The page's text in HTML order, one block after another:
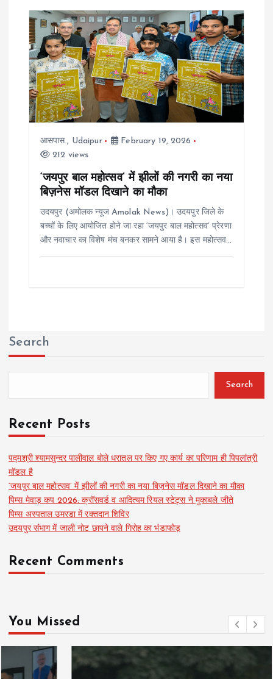
आसपास, Udaipur
February 19, 2026
212 views
‘जयपुर बाल महोत्सव’ में झीलों की नगरी का नया
बिज़नेस मॉडल दिखाने का मौका
उदयपुर (अमोलक न्यूज Amolak News)। उदयपुर जिले के
बच्चों के लिए आयोजित होने जा रहा ‘जयपुर बाल महोत्सव’ प्रेरणा
और नवाचार का विशेष मंच बनकर सामने आया है। इस महोत्सव…
Search
Search
Recent Posts
पद्मश्री श्यामसुन्दर पालीवाल बोले धरातल पर किए गए कार्य का परिणाम ही पिपलांत्री
मॉडल है
‘जयपुर बाल महोत्सव’ में झीलों की नगरी का नया बिज़नेस मॉडल दिखाने का मौका
पिम्स मेवाड़ कप 2026: क्रॉसवर्ड व आदित्यम रियल स्टेट्स ने मुकाबले जीते
पिम्स अस्पताल उमरडा में रक्तदान शिविर
उदयपुर संभाग में जाली नोट छापने वाले गिरोह का भंडाफोड़
Recent Comments
You Missed